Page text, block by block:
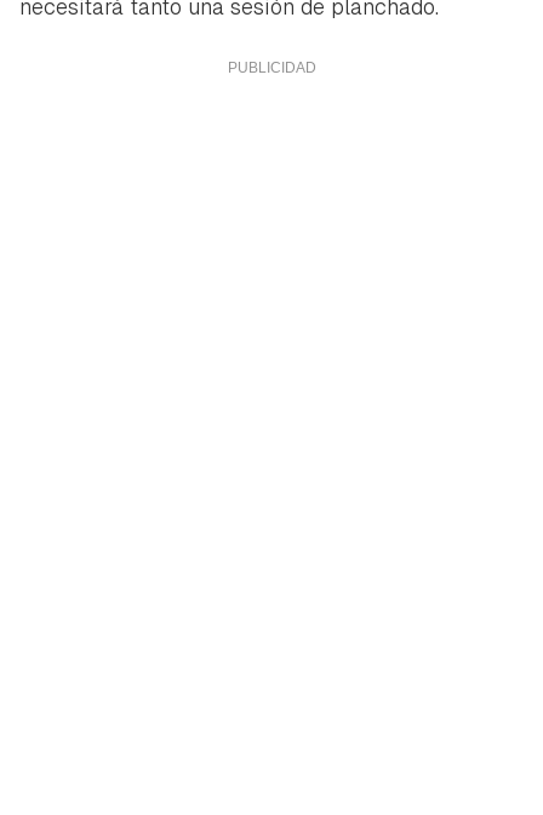
necesitará tanto una sesión de planchado.